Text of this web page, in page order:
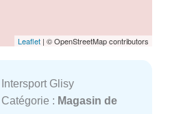
Leaflet | © OpenStreetMap contributors
Intersport Glisy
Catégorie : Magasin de